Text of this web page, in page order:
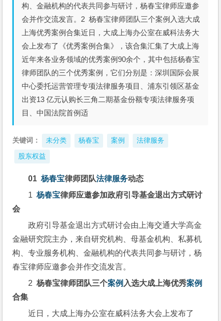
构、金融机构的代表共同参与研讨，杨春宝律师应邀参
会并作交流发言。2 杨春宝律师团队三个案例入选大成
上海优秀案例合集近日，大成上海办公室在威科法务大
会上发布了《优秀案例合集》，该合集汇集了大成上海
近年来各业务领域的优秀案例90余个，其中包括杨春宝
律师团队的三个优秀案例，它们分别是：深圳国际会展
中心委托运营管理专项法律服务项目、浦东引领区基金
出资13 亿元认购长三角二期基金份额专项法律服务项
目、中国法院首例适
关键词： 未分类 杨春宝 案例 法律服务
股东权益
01 杨春宝律师团队法律服务动态
1 杨春宝律师应邀参加政府引导基金退出方式研讨
会
政府引导基金退出方式研讨会由上海交通大学高金
金融研究院主办，来自研究机构、母基金机构、私募机
构、专业服务机构、金融机构的代表共同参与研讨，杨
春宝律师应邀参会并作交流发言。
2 杨春宝律师团队三个案例 入选大成上海优秀案例
合集
近日，大成上海办公室在威科法务大会上发布了